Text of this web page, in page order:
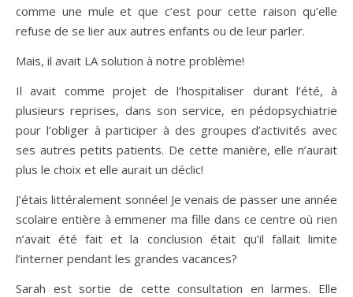
comme une mule et que c’est pour cette raison qu’elle
refuse de se lier aux autres enfants ou de leur parler.
Mais, il avait LA solution à notre problème!
Il avait comme projet de l’hospitaliser durant l’été, à
plusieurs reprises, dans son service, en pédopsychiatrie
pour l’obliger à participer à des groupes d’activités avec
ses autres petits patients. De cette manière, elle n’aurait
plus le choix et elle aurait un déclic!
J’étais littéralement sonnée! Je venais de passer une année
scolaire entière à emmener ma fille dans ce centre où rien
n’avait été fait et la conclusion était qu’il fallait limite
l’interner pendant les grandes vacances?
Sarah est sortie de cette consultation en larmes. Elle